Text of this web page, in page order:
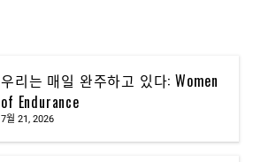
우리는 매일 완주하고 있다: Women
of Endurance
7월 21, 2026